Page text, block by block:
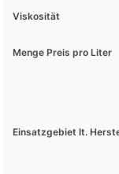
Viskosität
Menge Preis pro Liter
Einsatzgebiet lt.